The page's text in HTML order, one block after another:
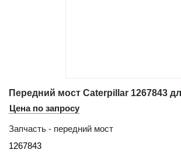
Цена по запросу
Запчасть - передний мост
1267843